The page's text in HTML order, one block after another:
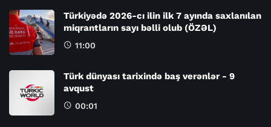
Türkiyədə 2026-cı ilin ilk 7 ayında saxlanılan
miqrantların sayı bəlli olub (ÖZƏL)
11:00
Türk dünyası tarixində baş verənlər - 9
avqust
00:01